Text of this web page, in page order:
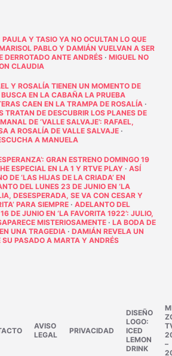
PAULA Y TASIO YA NO OCULTAN LO QUE
PABLO Y DAMIÁN VUELVAN A SER
DERROTADO ANTE ANDRÉS· MIGUEL NO
CLAUDIA
Y ROSALÍA TIENEN UN MOMENTO DE
EN LA CABAÑA LA PRUEBA
CAEN EN LA TRAMPA DE ROSALÍA·
TRATAN DE DESCUBRIR LOS PLANES DE
DE ‘VALLE SALVAJE’: RAFAEL,
A ROSALÍA DE VALLE SALVAJE·
A MANUELA
GRAN ESTRENO DOMINGO 19
ESPECIAL EN LA 1 Y RTVE PLAY· ASÍ
DE ‘LAS HIJAS DE LA CRIADA’ EN
DEL LUNES 23 DE JUNIO EN ‘LA
DESESPERADA, SE VA CON CESAR Y
PARA SIEMPRE· ADELANTO DEL
DE JUNIO EN ‘LA FAVORITA 1922’: JULIO,
MISTERIOSAMENTE· LA BODA DE
UNA TRAGEDIA· DAMIÁN REVELA UN
SU PASADO A MARTA Y ANDRÉS
AVISO
LEGAL
PRIVACIDAD
DISEÑO
LOGO:
ICED
LEMON
DRINK
–